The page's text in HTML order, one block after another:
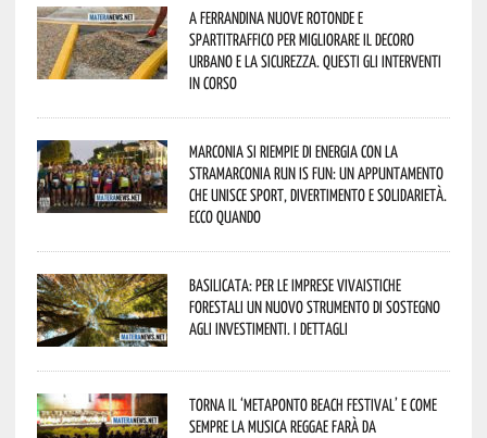
A Ferrandina nuove rotonde e
spartitraffico per migliorare il decoro
urbano e la sicurezza. Questi gli interventi
in corso
Marconia si riempie di energia con la
StraMarconia Run is Fun: un appuntamento
che unisce sport, divertimento e solidarietà.
Ecco quando
Basilicata: per le imprese vivaistiche
forestali un nuovo strumento di sostegno
agli investimenti. I dettagli
Torna il ‘Metaponto beach festival’ e come
sempre la musica reggae farà da